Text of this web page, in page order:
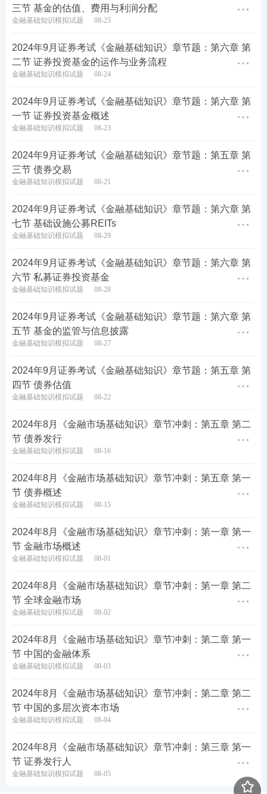
0元领历年真题集，包邮到家！
热点推荐>>【 证券备考资料下载】【新手指南】【 新
人礼包】
考点集训>>【60s高频考点速记】【高频知识点打
卡】【答题闯关赢奖品】
刷】【模拟考试系统】
课程学习>>2024年证券从业备考不知道从何下手？
自学晦涩难理解？建议零基础考生参加233网校证券
从业课程，备考更有规划，早日拿下证券从业资格证
书！★建议：购买233网校证券从业课程，赠送价值9
9元/239元V题库会员~立即试听>>
三节 基金的估值、费用与利润分配
金融基础知识模拟试题 08-25
2024年9月证券考试《金融基础知识》章节题：第六章 第
二节 证券投资基金的运作与业务流程
金融基础知识模拟试题 08-24
2024年9月证券考试《金融基础知识》章节题：第六章 第
一节 证券投资基金概述
金融基础知识模拟试题 08-23
2024年9月证券考试《金融基础知识》章节题：第五章 第
三节 债券交易
金融基础知识模拟试题 08-21
2024年9月证券考试《金融基础知识》章节题：第六章 第
七节 基础设施公募REITs
金融基础知识模拟试题 08-29
2024年9月证券考试《金融基础知识》章节题：第六章 第
六节 私募证券投资基金
金融基础知识模拟试题 08-28
2024年9月证券考试《金融基础知识》章节题：第六章 第
五节 基金的监管与信息披露
金融基础知识模拟试题 08-27
2024年9月证券考试《金融基础知识》章节题：第五章 第
四节 债券估值
金融基础知识模拟试题 08-22
2024年8月《金融市场基础知识》章节冲刺：第五章 第二
节 债券发行
金融基础知识模拟试题 08-16
2024年8月《金融市场基础知识》章节冲刺：第五章 第一
节 债券概述
金融基础知识模拟试题 08-15
2024年8月《金融市场基础知识》章节冲刺：第一章 第一
节 金融市场概述
金融基础知识模拟试题 08-01
2024年8月《金融市场基础知识》章节冲刺：第一章 第二
节 全球金融市场
金融基础知识模拟试题 08-02
2024年8月《金融市场基础知识》章节冲刺：第二章 第一
节 中国的金融体系
金融基础知识模拟试题 08-03
2024年8月《金融市场基础知识》章节冲刺：第二章 第二
节 中国的多层次资本市场
金融基础知识模拟试题 08-04
2024年8月《金融市场基础知识》章节冲刺：第三章 第一
节 证券发行人
金融基础知识模拟试题 08-05